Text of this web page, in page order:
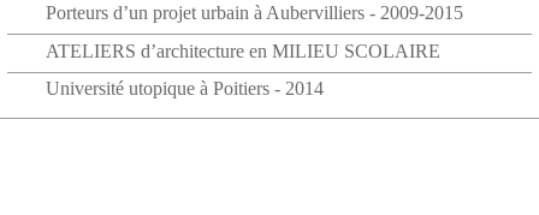
Porteurs d’un projet urbain à Aubervilliers - 2009-2015
ATELIERS d’architecture en MILIEU SCOLAIRE
Université utopique à Poitiers - 2014